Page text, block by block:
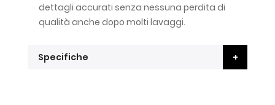
dettagli accurati senza nessuna perdita di
qualità anche dopo molti lavaggi.
Specifiche